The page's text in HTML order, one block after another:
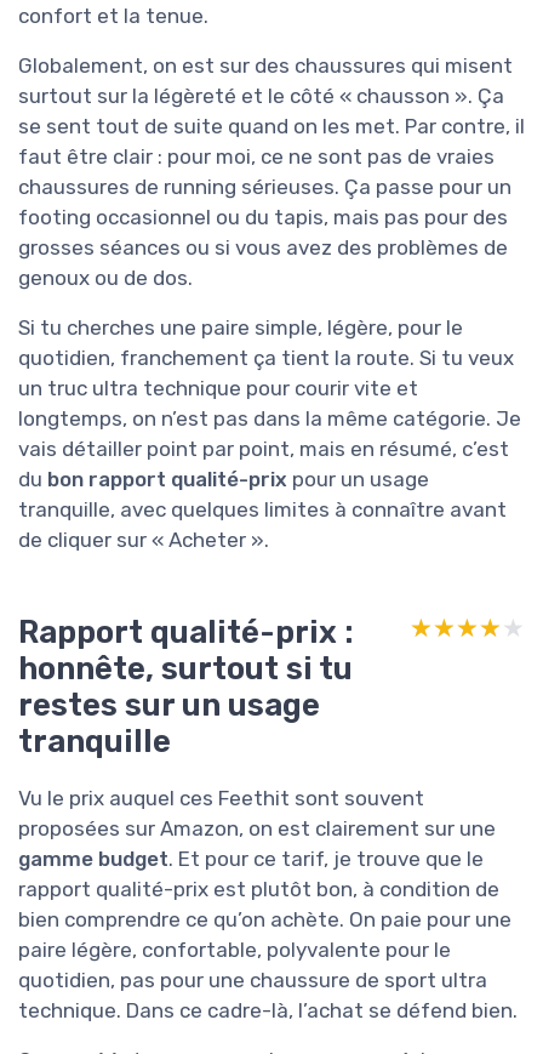
confort et la tenue.
Globalement, on est sur des chaussures qui misent
surtout sur la légèreté et le côté « chausson ». Ça
se sent tout de suite quand on les met. Par contre, il
faut être clair : pour moi, ce ne sont pas de vraies
chaussures de running sérieuses. Ça passe pour un
footing occasionnel ou du tapis, mais pas pour des
grosses séances ou si vous avez des problèmes de
genoux ou de dos.
Si tu cherches une paire simple, légère, pour le
quotidien, franchement ça tient la route. Si tu veux
un truc ultra technique pour courir vite et
longtemps, on n’est pas dans la même catégorie. Je
vais détailler point par point, mais en résumé, c’est
du bon rapport qualité-prix pour un usage
tranquille, avec quelques limites à connaître avant
de cliquer sur « Acheter ».
Rapport qualité-prix :
honnête, surtout si tu
restes sur un usage
tranquille
★★★★★
★★★★★
Vu le prix auquel ces Feethit sont souvent
proposées sur Amazon, on est clairement sur une
gamme budget. Et pour ce tarif, je trouve que le
rapport qualité-prix est plutôt bon, à condition de
bien comprendre ce qu’on achète. On paie pour une
paire légère, confortable, polyvalente pour le
quotidien, pas pour une chaussure de sport ultra
technique. Dans ce cadre-là, l’achat se défend bien.